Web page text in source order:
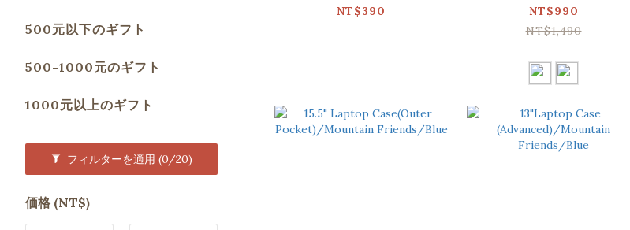
500元以下のギフト
500-1000元のギフト
1000元以上のギフト
フィルターを適用 (0/20)
価格 (NT$)
口袋快充適用）
NT$390
器 (3孔快充)
NT$990
NT$1,490